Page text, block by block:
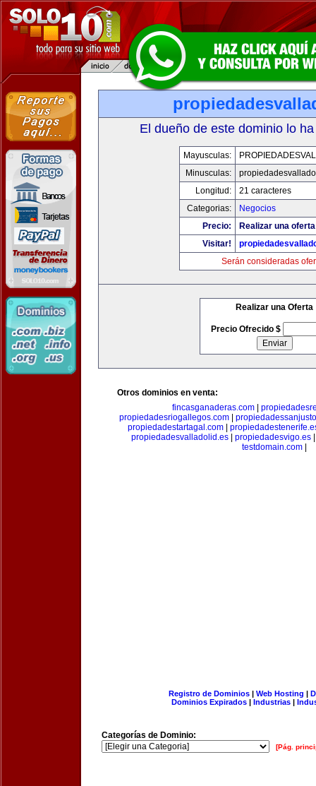
El dueño de este dominio lo
Mayusculas:
Minusculas:
Longitud:
21 caracteres
Categorias:
Negocios
Precio:
Realizar una
Visitar!
Serán consideradas
Realizar una Oferta
Precio Ofrecido $
Otros dominios en venta:
fincasganaderas.com|
propiedadesriogallegos.com|
propiedadestartagal.com|
propiedadesvalladolid.es
propiedadesvigo.es
testdomain.com
Registro de Dominios| Web Hosting |
Dominios Expirados | Industrias |
Categorías de Dominio:
[Pág.